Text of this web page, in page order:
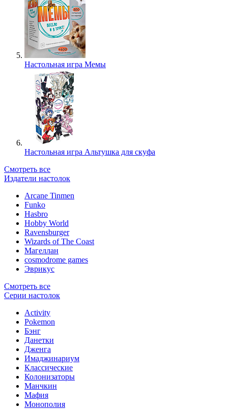
Настольная игра Мемы
Настольная игра Альтушка для скуфа
Смотреть все
Издатели настолок
Arcane Tinmen
Funko
Hasbro
Hobby World
Ravensburger
Wizards of The Coast
Магеллан
сosmodrome games
Эврикус
Смотреть все
Серии настолок
Activity
Pokemon
Бэнг
Данетки
Дженга
Имаджинариум
Классические
Колонизаторы
Манчкин
Мафия
Монополия